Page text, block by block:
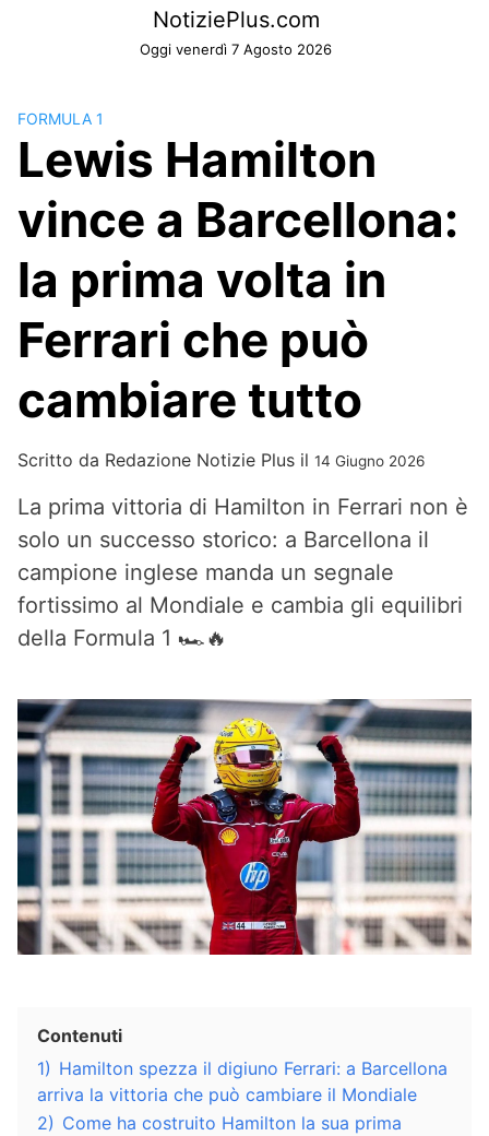
NotiziePlus.com
Oggi venerdì 7 Agosto 2026
FORMULA 1
Lewis Hamilton
vince a Barcellona:
la prima volta in
Ferrari che può
cambiare tutto
Scritto da Redazione Notizie Plus il 14 Giugno 2026
La prima vittoria di Hamilton in Ferrari non è
solo un successo storico: a Barcellona il
campione inglese manda un segnale
fortissimo al Mondiale e cambia gli equilibri
della Formula 1 🏎️🔥
Contenuti
1) Hamilton spezza il digiuno Ferrari: a Barcellona
arriva la vittoria che può cambiare il Mondiale
2) Come ha costruito Hamilton la sua prima